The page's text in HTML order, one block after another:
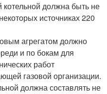
котельной должна быть не
источниках 220
агрегатом должно
и по бокам для
работ
газовой организации.
должна составлять не